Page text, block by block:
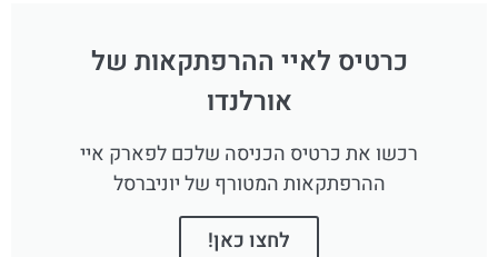
כרטיס לאיי ההרפתקאות של
אורלנדו
רכשו את כרטיס הכניסה שלכם לפארק איי
ההרפתקאות המטורף של יוניברסל
לחצו כאן!